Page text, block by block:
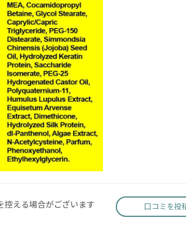
える場合がございます 口コミを投